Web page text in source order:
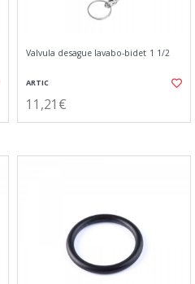
Valvula desague lavabo-bidet 1 1/2
ARTIC
11,21€